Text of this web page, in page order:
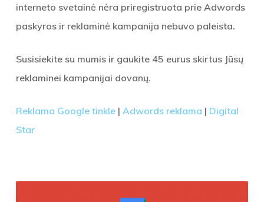
interneto svetainė nėra priregistruota prie Adwords
paskyros ir reklaminė kampanija nebuvo paleista.
Susisiekite su mumis ir gaukite 45 eurus skirtus Jūsų
reklaminei kampanijai dovanų.
Reklama Google tinkle| Adwords reklama | Digital
Star